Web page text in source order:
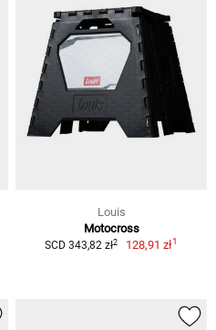
Louis
Motocross
SCD 343,82 zł2 128,91 zł1